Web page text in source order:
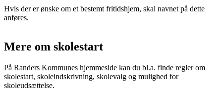
Hvis der er ønske om et bestemt fritidshjem, skal navnet på dette
anføres.
Mere om skolestart
På Randers Kommunes hjemmeside kan du bl.a. finde regler om
skolestart, skoleindskrivning, skolevalg og mulighed for
skoleudsættelse.